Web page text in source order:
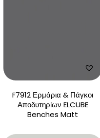
F7912 Ερμάρια & Πάγκοι
Αποδυτηρίων ELCUBE
Benches Matt